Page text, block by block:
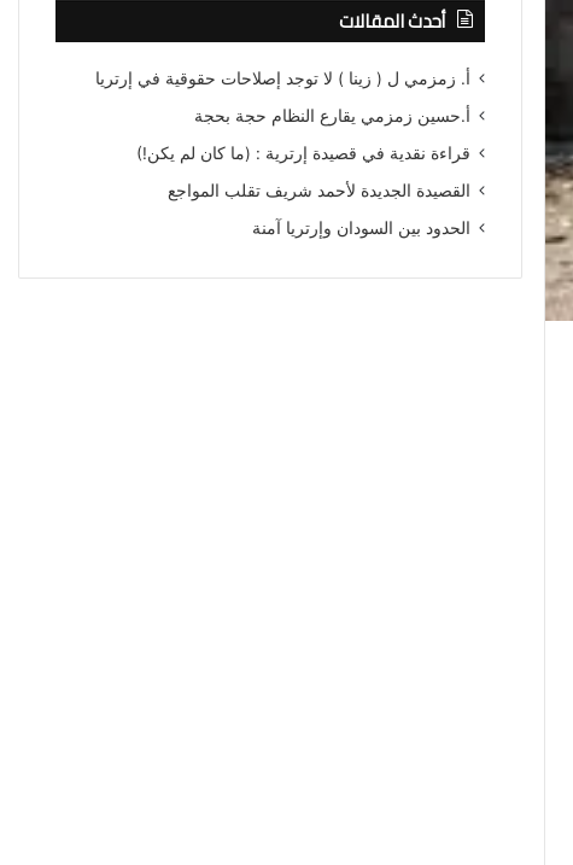
أحدث المقالات
أ. زمزمي ل ( زينا ) لا توجد إصلاحات حقوقية في إرتريا
أ.حسين زمزمي يقارع النظام حجة بحجة
قراءة نقدية في قصيدة إرترية : (ما كان لم يكن!)
القصيدة الجديدة لأحمد شريف تقلب المواجع
الحدود بين السودان وإرتريا آمنة